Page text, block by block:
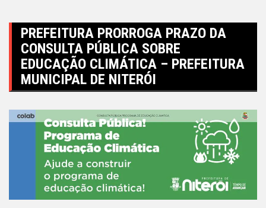
PREFEITURA PRORROGA PRAZO DA
CONSULTA PÚBLICA SOBRE
EDUCAÇÃO CLIMÁTICA – PREFEITURA
MUNICIPAL DE NITERÓI